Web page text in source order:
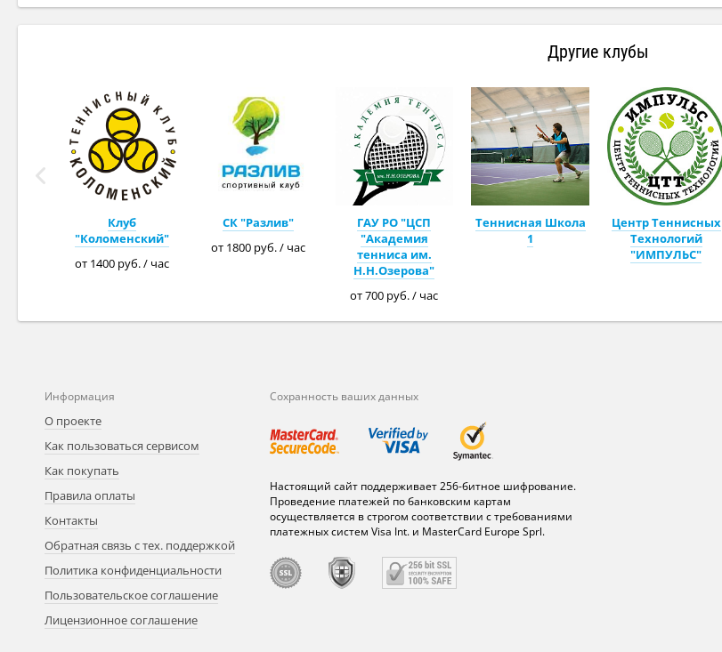
Другие клубы
Клуб
"Коломенский"
от 1400 руб. / час
СК "Разлив"
от 1800 руб. / час
ГАУ РО "ЦСП
"Академия
тенниса им.
Н.Н.Озерова"
от 700 руб. / час
Теннисная Школа
1
Центр Теннисных
Технологий
"ИМПУЛЬС"
Информация
О проекте
Как пользоваться сервисом
Как покупать
Правила оплаты
Контакты
Обратная связь с тех. поддержкой
Политика конфиденциальности
Пользовательское соглашение
Лицензионное соглашение
Сохранность ваших данных
Настоящий сайт поддерживает 256-битное шифрование.
Проведение платежей по банковским картам
осуществляется в строгом соответствии с требованиями
платежных систем Visa Int. и MasterCard Europe Sprl.